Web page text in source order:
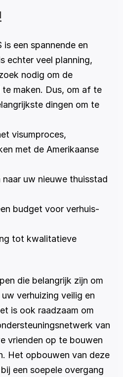
is een spannende en
echter veel planning,
nodig om de
maken. Dus, om af te
dingen om te
visumproces,
met de Amerikaanse
uw nieuwe thuisstad
budget voor verhuis-
tot kwalitatieve
die belangrijk zijn om
verhuizing veilig en
is ook raadzaam om
van
vrienden op te bouwen
Het opbouwen van deze
een soepele overgang